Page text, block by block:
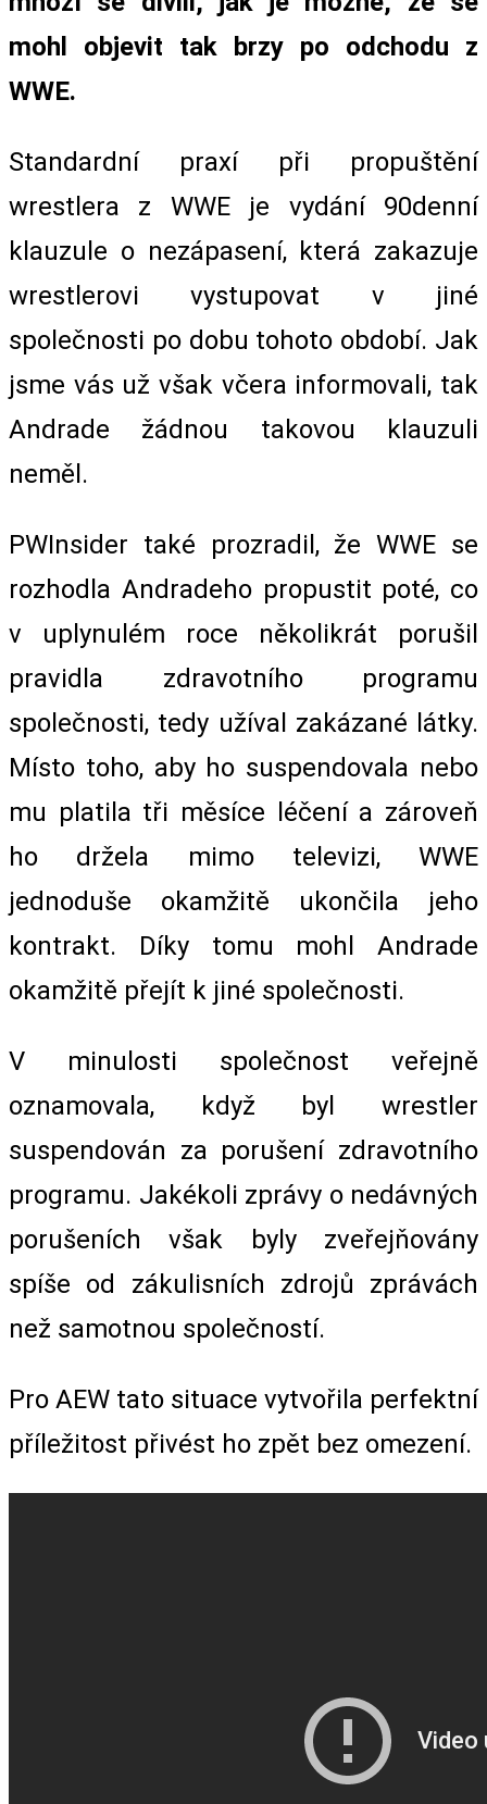
mohl objevit tak brzy po odchodu z
WWE.
Standardní praxí při propuštění
wrestlera z WWE je vydání 90denní
klauzule o nezápasení, která zakazuje
wrestlerovi vystupovat v jiné
společnosti po dobu tohoto období. Jak
jsme vás už však včera informovali, tak
Andrade žádnou takovou klauzuli
neměl.
PWInsider také prozradil, že WWE se
rozhodla Andradeho propustit poté, co
v uplynulém roce několikrát porušil
pravidla zdravotního programu
společnosti, tedy užíval zakázané látky.
Místo toho, aby ho suspendovala nebo
mu platila tři měsíce léčení a zároveň
ho držela mimo televizi, WWE
jednoduše okamžitě ukončila jeho
kontrakt. Díky tomu mohl Andrade
okamžitě přejít k jiné společnosti.
V minulosti společnost veřejně
oznamovala, když byl wrestler
suspendován za porušení zdravotního
programu. Jakékoli zprávy o nedávných
porušeních však byly zveřejňovány
spíše od zákulisních zdrojů zprávách
než samotnou společností.
Pro AEW tato situace vytvořila perfektní
příležitost přivést ho zpět bez omezení.